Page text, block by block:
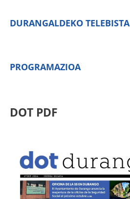
DURANGALDEKO TELEBISTA
PROGRAMAZIOA
DOT PDF